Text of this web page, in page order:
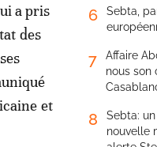
a pris
des
et
6
Sebta,
7
Affaire
nous son
8
Sebta:
nouvelle